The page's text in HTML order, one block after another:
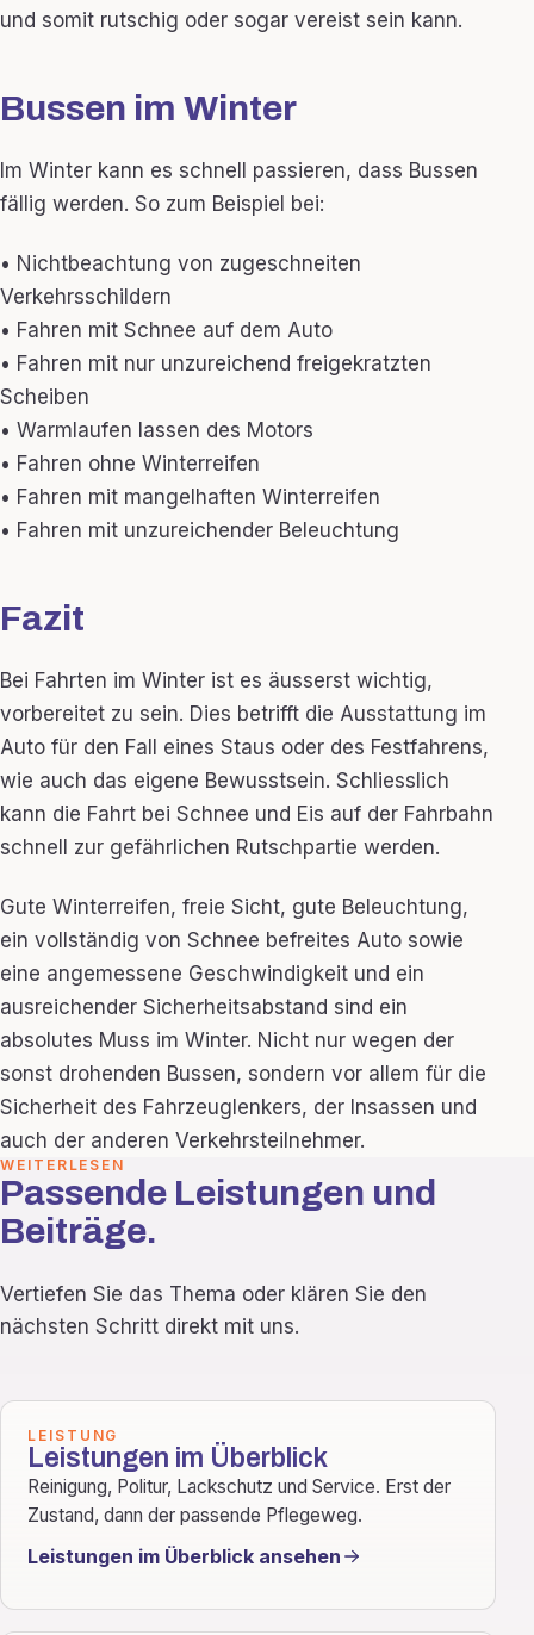
und somit rutschig oder sogar vereist sein kann.
Bussen im Winter
Im Winter kann es schnell passieren, dass Bussen
fällig werden. So zum Beispiel bei:
• Nichtbeachtung von zugeschneiten
Verkehrsschildern
• Fahren mit Schnee auf dem Auto
• Fahren mit nur unzureichend freigekratzten
Scheiben
• Warmlaufen lassen des Motors
• Fahren ohne Winterreifen
• Fahren mit mangelhaften Winterreifen
• Fahren mit unzureichender Beleuchtung
Fazit
Bei Fahrten im Winter ist es äusserst wichtig,
vorbereitet zu sein. Dies betrifft die Ausstattung im
Auto für den Fall eines Staus oder des Festfahrens,
wie auch das eigene Bewusstsein. Schliesslich
kann die Fahrt bei Schnee und Eis auf der Fahrbahn
schnell zur gefährlichen Rutschpartie werden.
Gute Winterreifen, freie Sicht, gute Beleuchtung,
ein vollständig von Schnee befreites Auto sowie
eine angemessene Geschwindigkeit und ein
ausreichender Sicherheitsabstand sind ein
absolutes Muss im Winter. Nicht nur wegen der
sonst drohenden Bussen, sondern vor allem für die
Sicherheit des Fahrzeuglenkers, der Insassen und
auch der anderen Verkehrsteilnehmer.
WEITERLESEN
Passende Leistungen und
Beiträge.
Vertiefen Sie das Thema oder klären Sie den
nächsten Schritt direkt mit uns.
LEISTUNG
Leistungen im Überblick
Reinigung, Politur, Lackschutz und Service. Erst der
Zustand, dann der passende Pflegeweg.
Leistungen im Überblick ansehen